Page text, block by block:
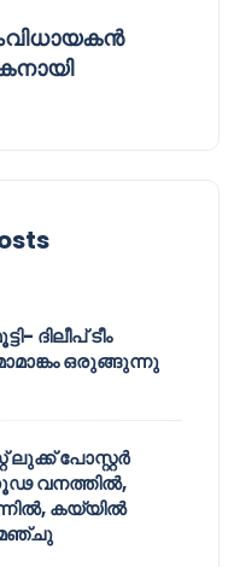
ദിലീപ് ടീം
ഒരുങ്ങുന്നു
ലുക്ക് പോസ്റ്റർ
വനത്തിൽ,
കയ്യിൽ
മഞ്ചു